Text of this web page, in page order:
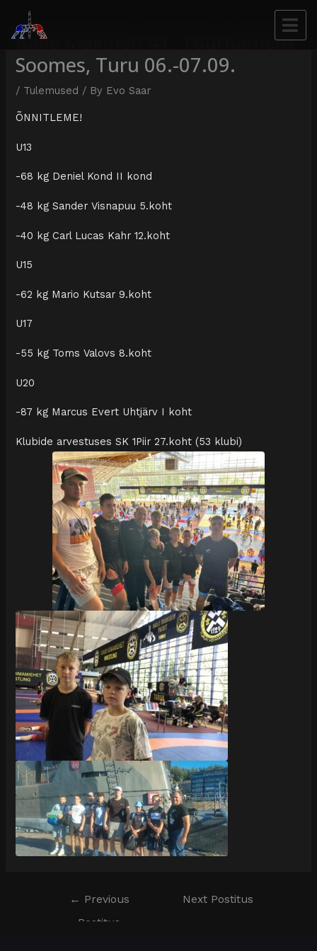
Kalle Mäkinen 41. Tournament
Soomes, Turu 06.-07.09.
/ Tulemused / By Evo Saar
ÕNNITLEME!
U13
-68 kg Deniel Kond II kond
-48 kg Sander Visnapuu 5.koht
-40 kg Carl Lucas Kahr 12.koht
U15
-62 kg Mario Kutsar 9.koht
U17
-55 kg Toms Valovs 8.koht
U20
-87 kg Marcus Evert Uhtjärv I koht
Klubide arvestuses SK 1Piir 27.koht (53 klubi)
← Previous
Postitus
Next Postitus